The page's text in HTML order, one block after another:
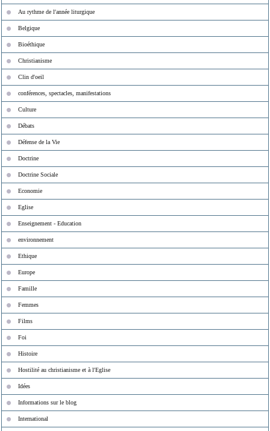
Au rythme de l'année liturgique
Belgique
Bioéthique
Christianisme
Clin d'oeil
conférences, spectacles, manifestations
Culture
Débats
Défense de la Vie
Doctrine
Doctrine Sociale
Economie
Eglise
Enseignement - Education
environnement
Ethique
Europe
Famille
Femmes
Films
Foi
Histoire
Hostilité au christianisme et à l'Eglise
Idées
Informations sur le blog
International